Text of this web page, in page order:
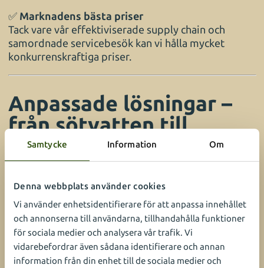
Samtycke Information Om
Denna webbplats använder cookies
Vi använder enhetsidentifierare för att anpassa innehållet
och annonserna till användarna, tillhandahålla funktioner
för sociala medier och analysera vår trafik. Vi
vidarebefordrar även sådana identifierare och annan
information från din enhet till de sociala medier och
✅ Marknadens bästa priser
Tack vare vår effektiviserade supply chain och
samordnade servicebesök kan vi hålla mycket
konkurrenskraftiga priser.
Anpassade lösningar –
från sötvatten till
exklusiva
saltvattensakvarier
Vi erbjuder både klassiskasötvattensakvarieroch
mer avanceradesaltvattenmiljöer– i olika
storlekar och stilar. Våra akvarieexperter hjälper dig
att välja rätt akvariemodell, fiskarter, växter och
dekorationer – helt baserat på kontorets